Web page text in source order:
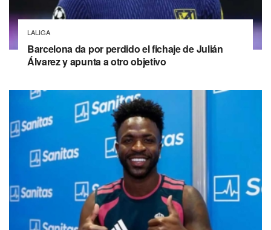
LALIGA
Barcelona da por perdido el fichaje de Julián
Álvarez y apunta a otro objetivo